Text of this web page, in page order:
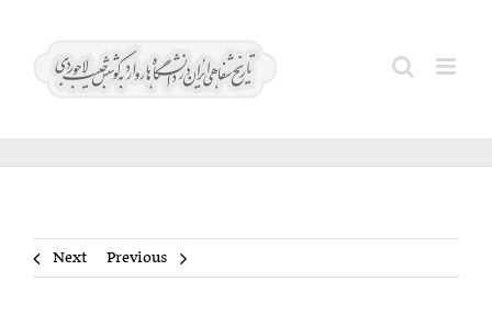
فریدون
Previous
Next